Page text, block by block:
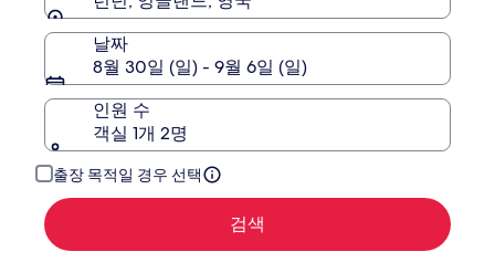
세
한
보
를
해
날짜
8월 30일 (일) - 9월 6일 (일)
인원 수
객실 1개 2명
출장 목적일 경우 선택
검색